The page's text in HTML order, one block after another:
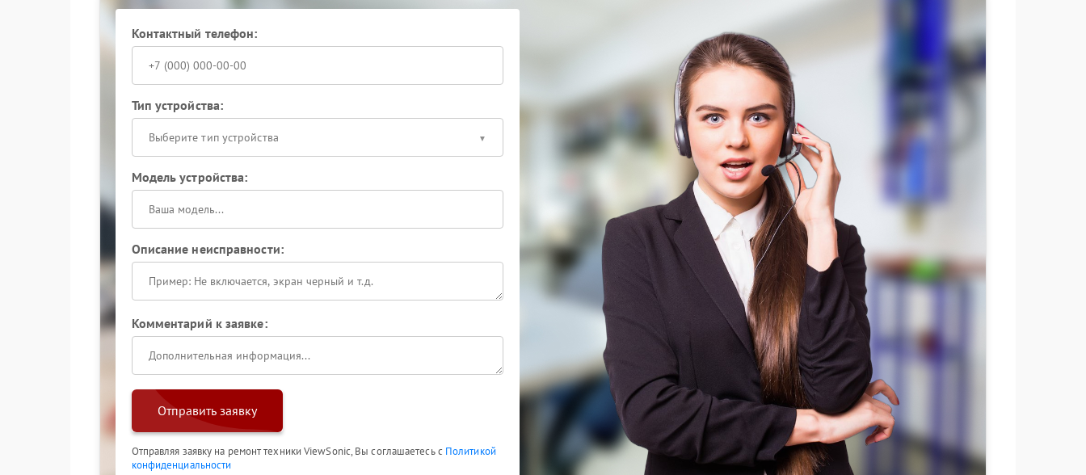
Контактный телефон:
Тип устройства:
Выберите тип устройства
Модель устройства:
Описание неисправности:
Комментарий к заявке:
Отправить заявку
Отправляя заявку на ремонт техники ViewSonic, Вы соглашаетесь с Политикой
конфиденциальности